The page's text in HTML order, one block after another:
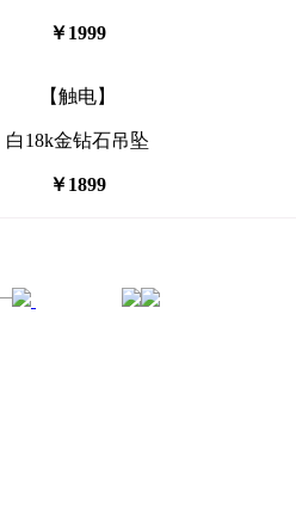
￥1999
【触电】
白18k金钻石吊坠
￥1899